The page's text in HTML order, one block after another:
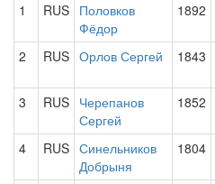
1
RUS Половков
Фёдор
1892
2 RUS Орлов Сергей 1843
3 RUS Черепанов
Сергей
1852
4 RUS Синельников
Добрыня
1804